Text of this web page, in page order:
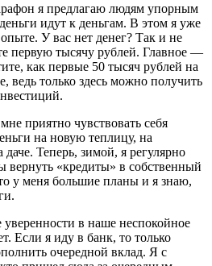
я предлагаю людям упорным
идут к деньгам. В этом я уже
У вас нет денег? Так и не
первую тысячу рублей. Главное —
как первые 50 тысяч рублей на
ведь только здесь можно получить
приятно чувствовать себя
на новую теплицу, на
Теперь, зимой, я регулярно
вернуть «кредиты» в собственный
у меня большие планы и я знаю,
в наше неспокойное
Если я иду в банк, то только
очередной вклад. Я с